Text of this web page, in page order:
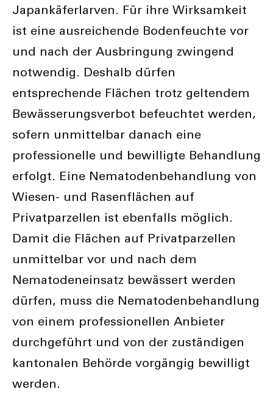
Japankäferlarven. Für ihre Wirksamkeit
ist eine ausreichende Bodenfeuchte vor
und nach der Ausbringung zwingend
notwendig. Deshalb dürfen
entsprechende Flächen trotz geltendem
Bewässerungsverbot befeuchtet werden,
sofern unmittelbar danach eine
professionelle und bewilligte Behandlung
erfolgt. Eine Nematodenbehandlung von
Wiesen- und Rasenflächen auf
Privatparzellen ist ebenfalls möglich.
Damit die Flächen auf Privatparzellen
unmittelbar vor und nach dem
Nematodeneinsatz bewässert werden
dürfen, muss die Nematodenbehandlung
von einem professionellen Anbieter
durchgeführt und von der zuständigen
kantonalen Behörde vorgängig bewilligt
werden.